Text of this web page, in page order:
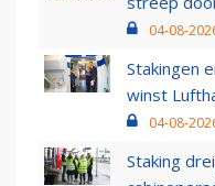
04-08-
Stakingen
winst
04-08-
Staking